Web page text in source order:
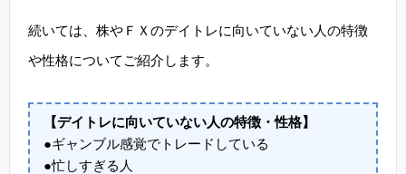
続いては、株やＦＸのデイトレに向いていない人の特徴
や性格についてご紹介します。
【デイトレに向いていない人の特徴・性格】
●ギャンブル感覚でトレードしている
●忙しすぎる人